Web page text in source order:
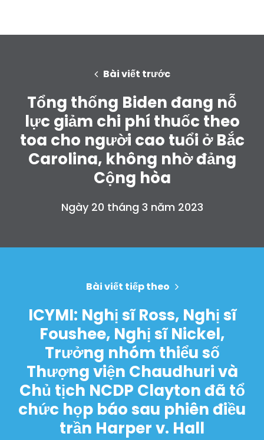
Shop
Take Back the Courts
Làm việc với chúng tôi
Nhấn
Bữa tiệc của bạn
Hoạt động
Vote
Quyên tặng
Bài viết trước
Tổng thống Biden đang nỗ
lực giảm chi phí thuốc theo
toa cho người cao tuổi ở Bắc
Carolina, không nhờ đảng
Cộng hòa
Ngày 20 tháng 3 năm 2023
Bài viết tiếp theo
ICYMI: Nghị sĩ Ross, Nghị sĩ
Foushee, Nghị sĩ Nickel,
Trưởng nhóm thiểu số
Thượng viện Chaudhuri và
Chủ tịch NCDP Clayton đã tổ
chức họp báo sau phiên điều
trần Harper v. Hall